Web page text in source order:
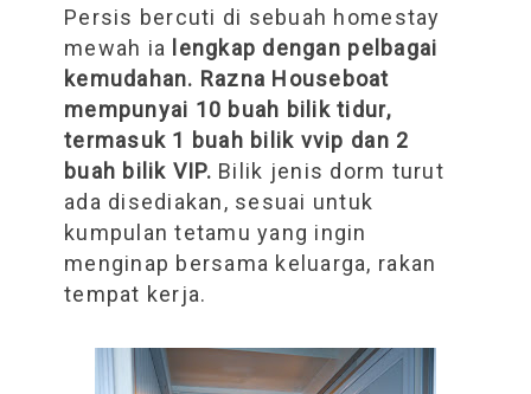
Persis bercuti di sebuah homestay
mewah ia
lengkap dengan pelbagai
kemudahan. Razna Houseboat
mempunyai 10 buah bilik tidur,
termasuk 1 buah bilik vvip dan 2
buah bilik VIP. Bilik jenis dorm turut
ada disediakan, sesuai untuk
kumpulan tetamu yang ingin
menginap bersama keluarga, rakan
tempat kerja.